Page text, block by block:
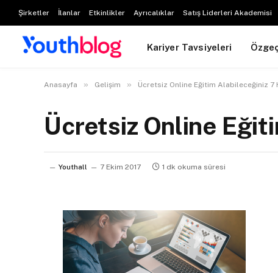
Şirketler İlanlar Etkinlikler Ayrıcalıklar Satış Liderleri Akademisi
Kariyer Tavsiyeleri
Anasayfa » Gelişim » Ücretsiz Online Eğitim Alabileceğiniz 7
Ücretsiz Online
Youthall 7 Ekim 2017 1 dk okuma süresi